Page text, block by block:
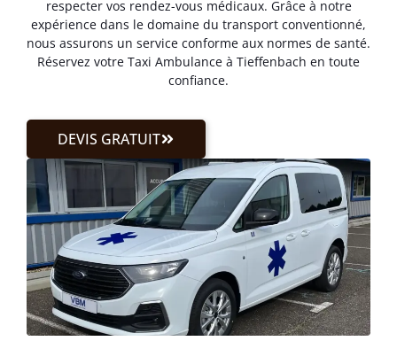
respecter vos rendez-vous médicaux. Grâce à notre
expérience dans le domaine du transport conventionné,
nous assurons un service conforme aux normes de santé.
Réservez votre Taxi Ambulance à Tieffenbach en toute
confiance.
DEVIS GRATUIT